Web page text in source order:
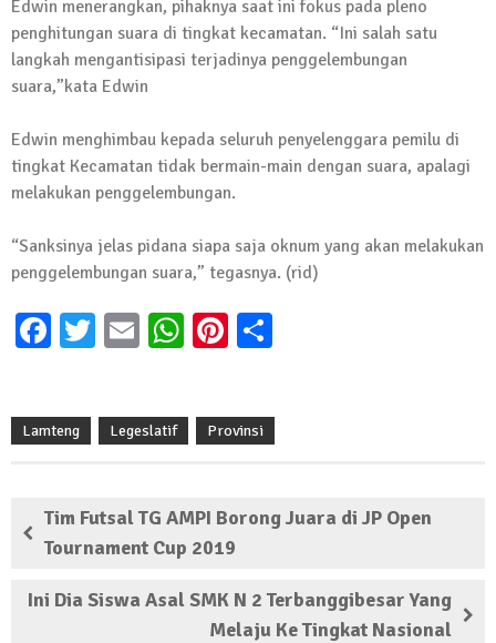
News Flash
Jumat Berkah SMSI Tulang Bawang
Sasar Sejumlah Warga Kurang Mampu
News Flash
Dengan Semangat Muda, Ida Bagus
Wisnu Pujana Mengambil Berkas
Lamtim
1 Mei 2024 | 12:10
Melalui Dumas, Ketua SMSI Waykanan
Laporkan Kasus Pengeroyokan yang
News Flash
Kebangsaan, Kali Ini Digelar di Tubaba
2 Februari 2024 | 11:48
Edwin menerangkan, pihaknya saat ini fokus pada pleno
penghitungan suara di tingkat kecamatan. “Ini salah satu
langkah mengantisipasi terjadinya penggelembungan
suara,”kata Edwin
Edwin menghimbau kepada seluruh penyelenggara pemilu di
tingkat Kecamatan tidak bermain-main dengan suara, apalagi
melakukan penggelembungan.
“Sanksinya jelas pidana siapa saja oknum yang akan melakukan
penggelembungan suara,” tegasnya. (rid)
Facebook
Twitter
EmailWhatsApp
Pinterest
Lamteng Legeslatif Provinsi
Tim Futsal TG AMPI Borong Juara di JP Open
Tournament Cup 2019
Ini Dia Siswa Asal SMK N 2 Terbanggibesar Yang
Melaju Ke Tingkat Nasional